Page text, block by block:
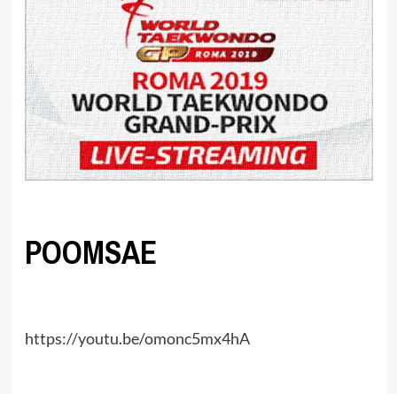
POOMSAE
https://youtu.be/omonc5mx4hA